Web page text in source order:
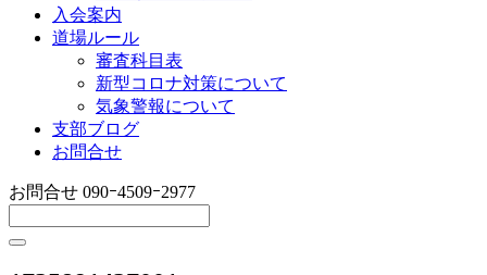
入会案内
道場ルール
審査科目表
新型コロナ対策について
気象警報について
支部ブログ
お問合せ
お問合せ 090ｰ4509ｰ2977